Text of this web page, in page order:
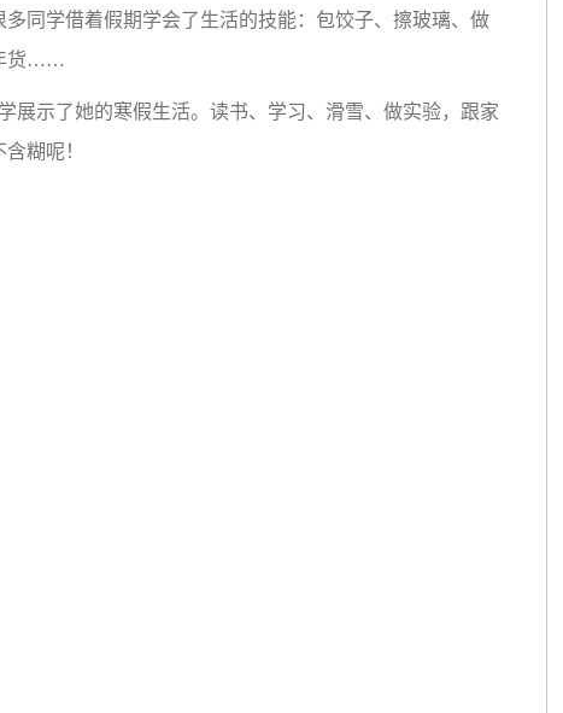
同学借着假期学会了生活的技能：包饺子、擦玻璃、做
货……
示了她的寒假生活。读书、学习、滑雪、做实验，跟家
糊呢！